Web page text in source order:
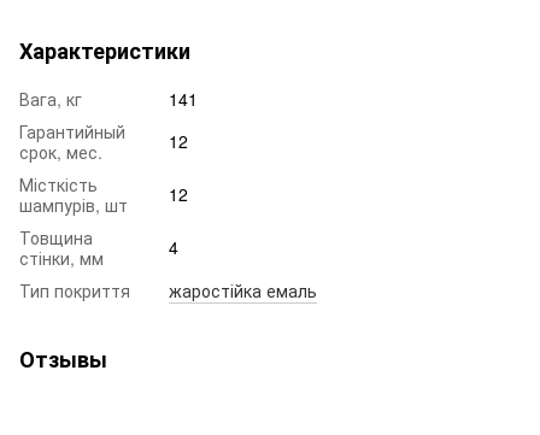
Характеристики
Вага, кг
141
Гарантийный
срок, мес.
12
Місткість
шампурів, шт
12
Товщина
стінки, мм
4
Тип покриття
жаростійка емаль
Отзывы